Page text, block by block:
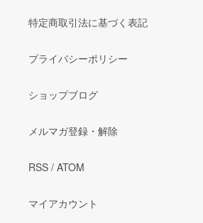
特定商取引法に基づく表記
プライバシーポリシー
ショップブログ
メルマガ登録・解除
RSS / ATOM
マイアカウント